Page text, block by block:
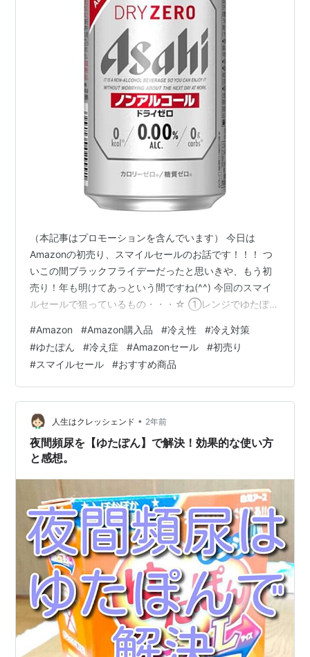
（本記事はプロモーションを含んでいます） 今日は
Amazonの初売り、スマイルセールのお話です！！！ つ
いこの間ブラックフライデーだったと思いきや、もう初
売り！年も明けてあっという間ですね(^^) 今回のスマイ
ルセールで狙っているもの・・・☆ ①レンジでゆたぽん
ぽ 電子レンジ 温かい 寒さ対策 リラックス 疲労回復 日本
製 【Amazon.co.jp限定】ゆたぽんAmazon 冷え症にうっ
てつけ！ これは私が使っているLサイズと一緒のやつか
な、多分。tenkinzumadabe.hatenablog.com 夫が育休
中寝不足のせいか、血行…
#Amazon #Amazon購入品 #冷え性 #冷え対策
#ゆたぽん #冷え症 #Amazonセール #初売り
#スマイルセール #おすすめ商品
人生はクレッシェンド • 2年前
夜間頻尿を【ゆたぽん】で解決！効果的な使い方
と感想。